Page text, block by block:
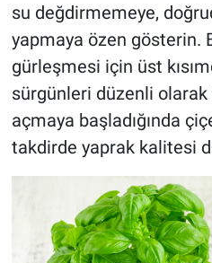
su değdirmemeye,
yapmaya özen gösterin.
gürleşmesi için üst
sürgünleri düzenli olarak
açmaya başladığında
takdirde yaprak kalitesi